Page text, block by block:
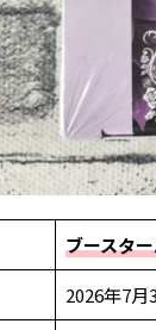
ブースタ
2026年7月